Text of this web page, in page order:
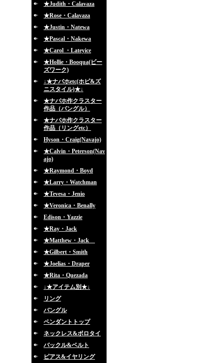
★Judith・Calavaza
★Rose・Calavaza
★Justin・Natewa
★Pascal・Nakewa
★Carol ・Lateyice
★Hollie・Booqua(ビー
ズワーク)
↓★ナバホetc(ホピ&ズ
ニスタイル)★↓
★ナバホ作クラスター
作品（バングル）
★ナバホ作クラスター
作品（リングetc）
Hyson・Craig(Navajo)
★Calvin・Peterson(Nav
ajo)
★Raymond・Boyd
★Larry・Watchman
★Tevesa・Jenio
★Veronica・Benally
Edison・Yazzie
★Ray・Jack
★Matthew・Jack
★Gilbert・Smith
★Joelias・Draper
★Rita・Quezada
↓★アイテム別★↓
リング
バングル
ペンダントトップ
ネックレス&ボロタイ
バックル&ベルト
ピアス&イヤリング